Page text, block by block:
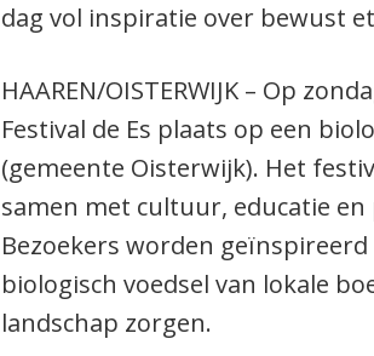
dag vol inspiratie over bewust
HAAREN/OISTERWIJK – Op
Festival de Es plaats op een
(gemeente Oisterwijk). Het
samen met cultuur, educatie
Bezoekers worden
biologisch voedsel van lokale
landschap zorgen.